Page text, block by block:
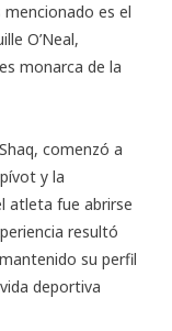
es el
O’Neal,
monarca de la
comenzó a
y la
atleta fue abrirse
resultó
su perfil
deportiva